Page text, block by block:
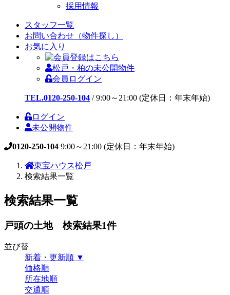
採用情報
スタッフ一覧
お問い合わせ（物件探し）
お気に入り
松戸・柏の未公開物件
会員ログイン
TEL.0120-250-104 /9:00～21:00 (定休日：年末年始)
ログイン
未公開物件
0120-250-104 9:00～21:00 (定休日：年末年始)
東宝ハウス松戸
検索結果一覧
検索結果一覧
戸頭の土地 検索結果1件
並び替
新着・更新順 ▼
価格順
所在地順
交通順